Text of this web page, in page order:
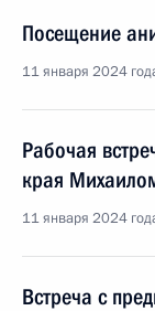
Посещение
11 января 2024
Рабочая
края
11 января 2024
Встреча с